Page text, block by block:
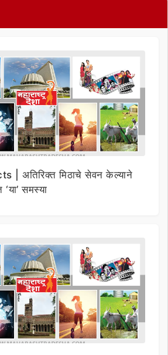
| अतिरिक्त मिठाचे सेवन केल्याने
समस्या